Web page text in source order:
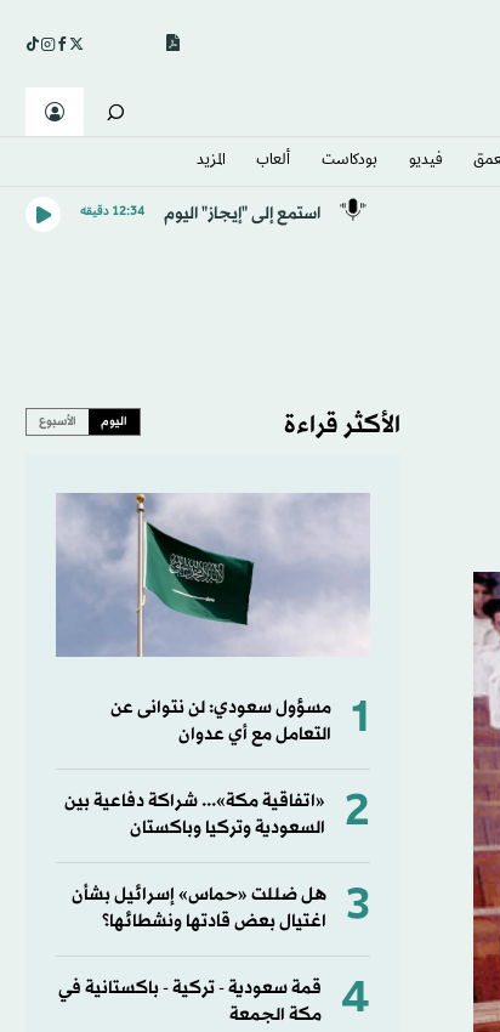
فيديو بودكاست ألعاب المزيد
استمع إلى "إيجاز" اليوم 12:34 دقيقه
الأكثر قراءة اليوم الأسبوع
1
مسؤول سعودي: لن نتوانى عن
التعامل مع أي عدوان
2
«اتفاقية مكة»... شراكة دفاعية بين
السعودية وتركيا وباكستان
3
هل ضللت «حماس» إسرائيل بشأن
اغتيال بعض قادتها ونشطائها؟
4
قمة سعودية - تركية - باكستانية في
مكة الجمعة